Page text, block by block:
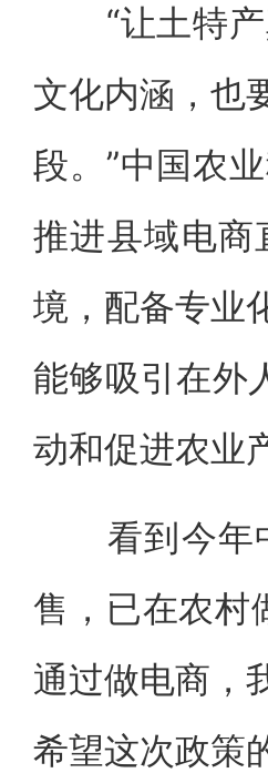
“让土特产
文化内涵，也
段。”中国农
推进县域电商
境，配备专业
能够吸引在外
动和促进农业
看到今年中
售，已在农村
通过做电商，
希望这次政策